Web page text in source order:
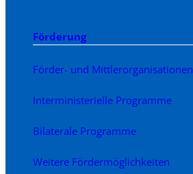
Förderung
Förder- und Mittlerorganisationen
Interministerielle Programme
Bilaterale Programme
Weitere Fördermöglichkeiten